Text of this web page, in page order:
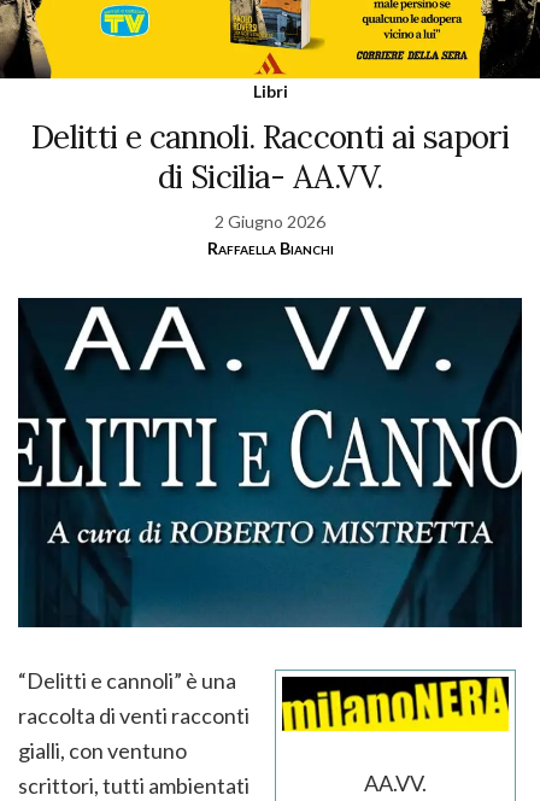
Libri
Delitti e cannoli. Racconti ai sapori
di Sicilia- AA.VV.
2 Giugno 2026
Raffaella Bianchi
AA.VV.
“Delitti e cannoli” è una
raccolta di venti racconti
gialli, con ventuno
scrittori, tutti ambientati